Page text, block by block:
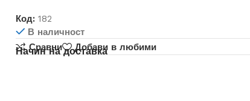
Код: 182
В наличност
Сравни
Добави в любими
Начин на доставка